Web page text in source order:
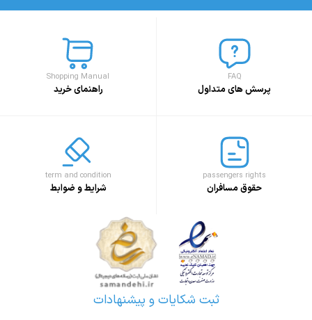
FAQ
پرسش های متداول
Shopping Manual
راهنمای خرید
passengers rights
حقوق مسافران
term and condition
شرایط و ضوابط
ثبت شکایات و پیشنهادات